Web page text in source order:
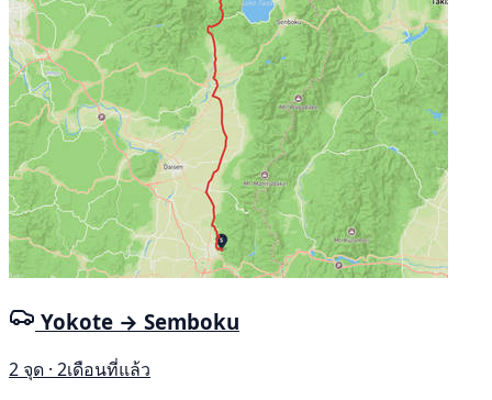
Yokote → Semboku
2 จุด · 2เดือนที่แล้ว